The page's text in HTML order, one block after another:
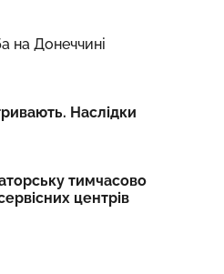
на Донеччині
Наслідки
тимчасово
центрів